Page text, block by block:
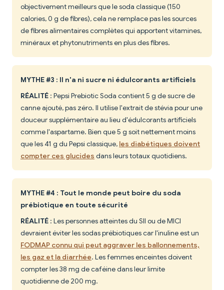
objectivement meilleurs que le soda classique (150
calories, 0 g de fibres), cela ne remplace pas les sources
de fibres alimentaires complètes qui apportent vitamines,
minéraux et phytonutriments en plus des fibres.
MYTHE #3 : Il n'a ni sucre ni édulcorants artificiels
RÉALITÉ : Pepsi Prebiotic Soda contient 5 g de sucre de
canne ajouté, pas zéro. Il utilise l'extrait de stévia pour une
douceur supplémentaire au lieu d'édulcorants artificiels
comme l'aspartame. Bien que 5 g soit nettement moins
que les 41 g du Pepsi classique, les diabétiques doivent
compter ces glucides dans leurs totaux quotidiens.
MYTHE #4 : Tout le monde peut boire du soda
prébiotique en toute sécurité
RÉALITÉ : Les personnes atteintes du SII ou de MICI
devraient éviter les sodas prébiotiques car l'inuline est un
FODMAP connu qui peut aggraver les ballonnements,
les gaz et la diarrhée. Les femmes enceintes doivent
compter les 38 mg de caféine dans leur limite
quotidienne de 200 mg.